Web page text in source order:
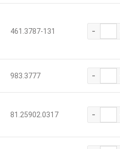
461.3787-131 -
983.3777 -
81.25902.0317 -